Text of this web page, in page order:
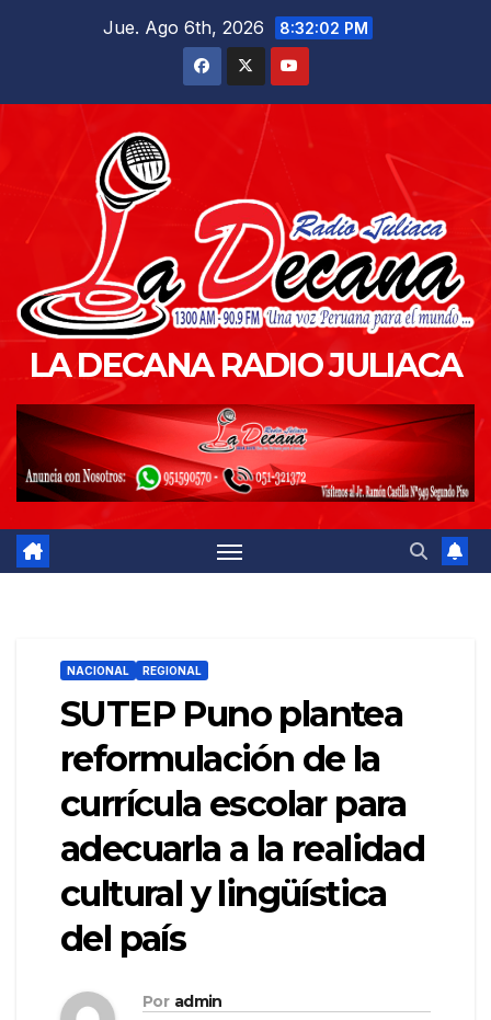
Jue. Ago 6th, 2026 8:32:03 PM
LA DECANA RADIO JULIACA
NACIONAL REGIONAL
SUTEP Puno plantea
reformulación de la
currícula escolar para
adecuarla a la realidad
cultural y lingüística
del país
Por admin